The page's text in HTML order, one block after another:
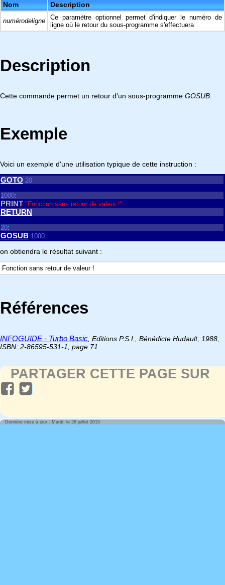
Nom Description
numérodeligne
Ce paramètre optionnel permet d'indiquer le numéro de
ligne où le retour du sous-programme s'effectuera
Description
Cette commande permet un retour d'un sous-programme GOSUB
Exemple
Voici un exemple d'une utilisation typique de cette instruction :
GOTO 20
1000:
PRINT "Fonction sans retour de valeur !"
RETURN
20:
GOSUB 1000
on obtiendra le résultat suivant :
Fonction sans retour de valeur !
Références
INFOGUIDE - Turbo Basic , Editions P.S.I., Bénédicte Hudault, 1988,
ISBN: 2-86595-531-1, page 71
PARTAGER CETTE PAGE SUR
Dernière mise à jour : Mardi, le 28 juillet 2015